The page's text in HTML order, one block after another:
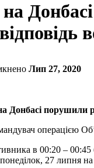
Лип 27, 2020
Донбасі
операцією
в 00:20 – 00:45
27 липня